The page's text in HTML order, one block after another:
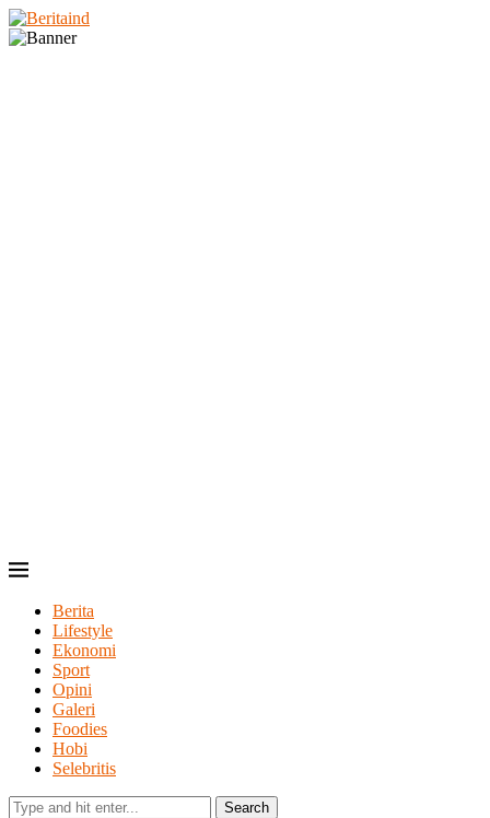
Berita
Lifestyle
Ekonomi
Sport
Opini
Galeri
Foodies
Hobi
Selebritis
Search